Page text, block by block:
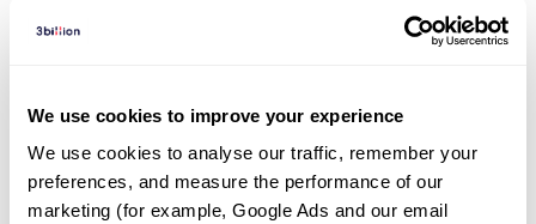
We use cookies to improve your experience
We use cookies to analyse our traffic, remember your
preferences, and measure the performance of our
marketing (for example, Google Ads and our email